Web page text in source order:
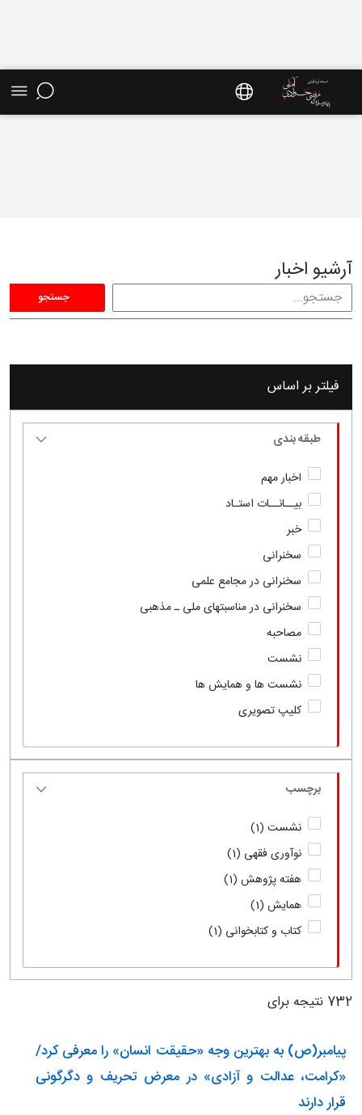
آرشیو اخبار
جستجو
فیلتر بر اساس
طبقه بندی
اخبار مهم
بیــانــات استـاد
خبر
سخنرانی
سخنرانی در مجامع علمی
سخنرانی در مناسبتهای ملی ـ مذهبی
مصاحبه
نشست
نشست ها و همایش ها
کلیپ تصویری
برچسب
نشست (1)
نوآوری فقهی (1)
هفته پژوهش (1)
همایش (1)
کتاب و کتابخوانی (1)
732 نتیجه برای
پیامبر(ص) به بهترین وجه «حقیقت انسان» را معرفی کرد/
«کرامت، عدالت و آزادی» در معرض تحریف و دگرگونی
قرار دارند